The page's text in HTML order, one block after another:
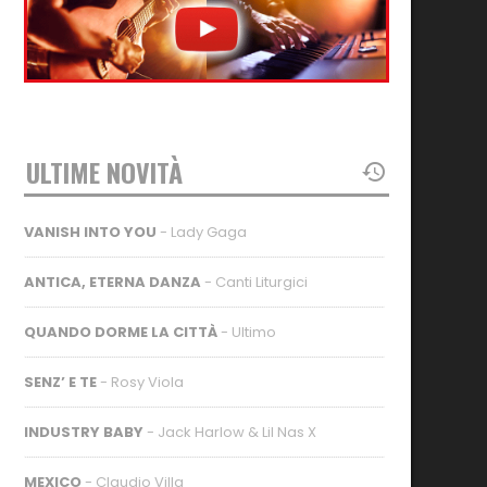
ULTIME NOVITÀ
VANISH INTO YOU - Lady Gaga
ANTICA, ETERNA DANZA - Canti Liturgici
QUANDO DORME LA CITTÀ - Ultimo
SENZ’ E TE - Rosy Viola
INDUSTRY BABY - Jack Harlow & Lil Nas X
MEXICO - Claudio Villa